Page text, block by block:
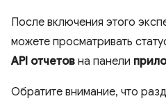
После включения этого
можете просматривать
API отчетов на панели
Обратите внимание, что